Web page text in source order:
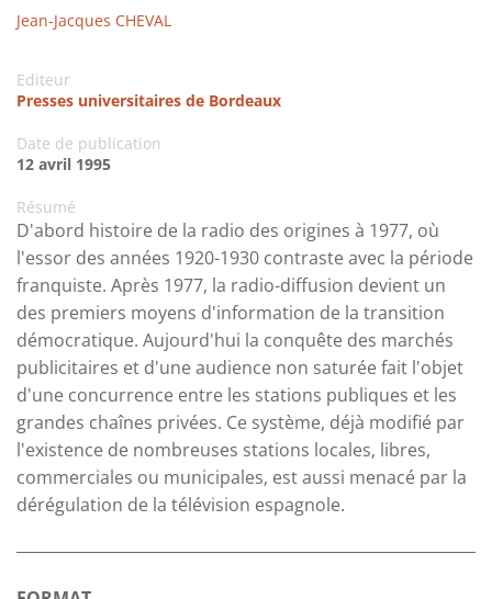
Jean-Jacques CHEVAL
Editeur
Presses universitaires de Bordeaux
Date de publication
12 avril 1995
Résumé
D'abord histoire de la radio des origines à 1977, où
l'essor des années 1920-1930 contraste avec la période
franquiste. Après 1977, la radio-diffusion devient un
des premiers moyens d'information de la transition
démocratique. Aujourd'hui la conquête des marchés
publicitaires et d'une audience non saturée fait l'objet
d'une concurrence entre les stations publiques et les
grandes chaînes privées. Ce système, déjà modifié par
l'existence de nombreuses stations locales, libres,
commerciales ou municipales, est aussi menacé par la
dérégulation de la télévision espagnole.